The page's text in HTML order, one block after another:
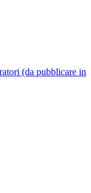
(da pubblicare in